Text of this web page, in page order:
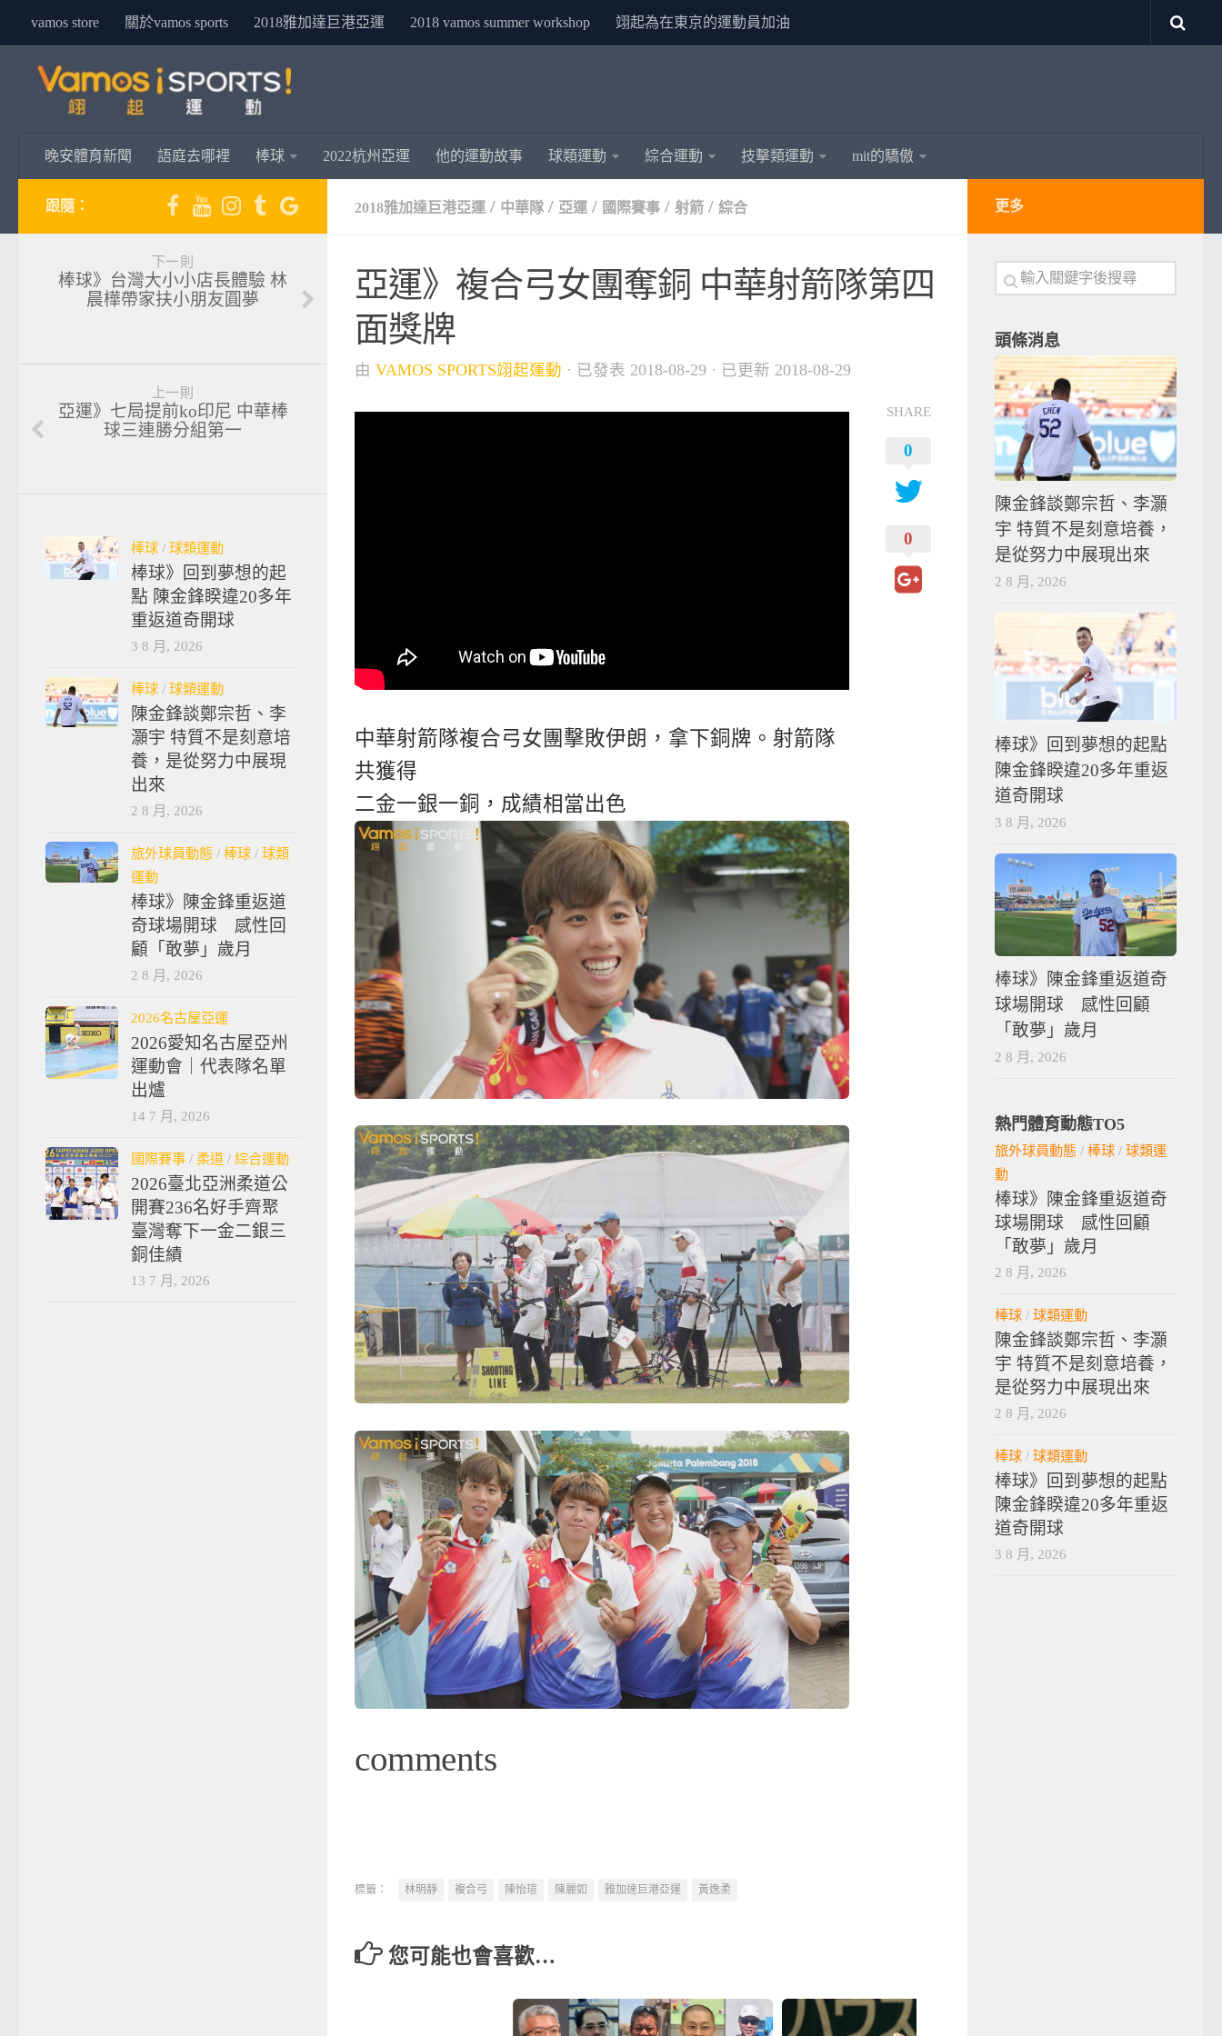
vamos store 關於vamos sports 2018雅加達巨港亞運 2018 vamos summer workshop 翊起為在東京的運動員加油
晚安體育新聞 語庭去哪裡 棒球 2022杭州亞運 他的運動故事 球類運動 綜合運動 技擊類運動 mit的驕傲
2018雅加達巨港亞運 / 中華隊 / 亞運 / 國際賽事 / 射箭 / 綜合
亞運》複合弓女團奪銅 中華射箭隊第四
面獎牌
由 VAMOS SPORTS翊起運動 · 已發表 2018-08-29 · 已更新 2018-08-29
中華射箭隊複合弓女團擊敗伊朗，拿下銅牌。射箭隊
共獲得
二金一銀一銅，成績相當出色
comments
SHARE
0
0
標籤： 林明靜 複合弓 陳怡瑄 陳麗如 雅加達巨港亞運 黃逸柔
您可能也會喜歡…
跟隨：
下一則
棒球》台灣大小小店長體驗 林
晨樺帶家扶小朋友圓夢
上一則
亞運》七局提前ko印尼 中華棒
球三連勝分組第一
棒球 / 球類運動
棒球》回到夢想的起
點 陳金鋒睽違20多年
重返道奇開球
3 8 月, 2026
棒球 / 球類運動
陳金鋒談鄭宗哲、李
灝宇 特質不是刻意培
養，是從努力中展現
出來
2 8 月, 2026
旅外球員動態 / 棒球 / 球類
運動
棒球》陳金鋒重返道
奇球場開球 感性回
顧「敢夢」歲月
2 8 月, 2026
2026名古屋亞運
2026愛知名古屋亞州
運動會｜代表隊名單
出爐
14 7 月, 2026
國際賽事 / 柔道 / 綜合運動
2026臺北亞洲柔道公
開賽236名好手齊聚
臺灣奪下一金二銀三
銅佳績
13 7 月, 2026
更多
頭條消息
陳金鋒談鄭宗哲、李灝
宇 特質不是刻意培養，
是從努力中展現出來
2 8 月, 2026
棒球》回到夢想的起點
陳金鋒睽違20多年重返
道奇開球
3 8 月, 2026
棒球》陳金鋒重返道奇
球場開球 感性回顧
「敢夢」歲月
2 8 月, 2026
熱門體育動態TO5
旅外球員動態 / 棒球 / 球類運
動
棒球》陳金鋒重返道奇
球場開球 感性回顧
「敢夢」歲月
2 8 月, 2026
棒球 / 球類運動
陳金鋒談鄭宗哲、李灝
宇 特質不是刻意培養，
是從努力中展現出來
2 8 月, 2026
棒球 / 球類運動
棒球》回到夢想的起點
陳金鋒睽違20多年重返
道奇開球
3 8 月, 2026